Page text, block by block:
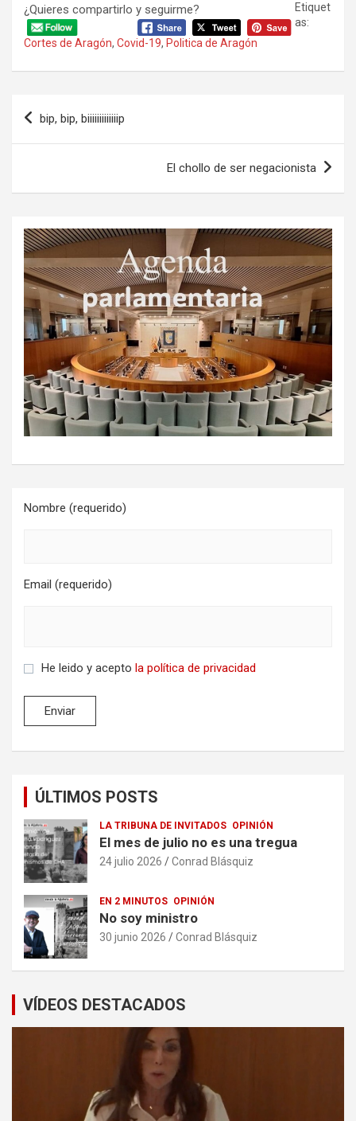
¿Quieres compartirlo y seguirme?
Etiquet
as:
Cortes de Aragón, Covid-19, Politica de Aragón
Navegación
de
bip, bip, biiiiiiiiiiiiip
El chollo de ser negacionista
Nombre (requerido)
Email (requerido)
He leido y acepto la política de privacidad
ÚLTIMOS POSTS
LA TRIBUNA DE INVITADOS OPINIÓN
El mes de julio no es una tregua
24 julio 2026 Conrad Blásquiz
EN 2 MINUTOS OPINIÓN
No soy ministro
30 junio 2026 Conrad Blásquiz
VÍDEOS DESTACADOS